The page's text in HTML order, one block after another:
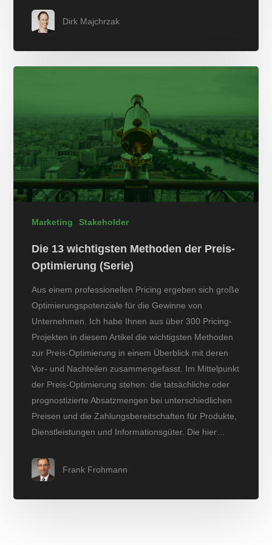
Dirk Majchrzak
Marketing Stakeholder
Die 13 wichtigsten Methoden der Preis-
Optimierung (Serie)
Aus einem professionellen Pricing ergeben sich große
Optimierungspotenziale für die Gewinne von
Unternehmen. Ich habe Ihnen aus über 300 Pricing-
Projekten in diesem Artikel die wichtigsten Methoden
zur Preis-Optimierung in einem Überblick mit deren
Vor- und Nachteilen zusammengefasst. Im Mittelpunkt
der Preis-Optimierung stehen: die tatsächliche oder
prognostizierte Absatzmengen bei unterschiedlichen
Preisen und die Zahlungsbereitschaften für Produkte,
Dienstleistungen und Informationsgüter. Die hier…
Frank Frohmann